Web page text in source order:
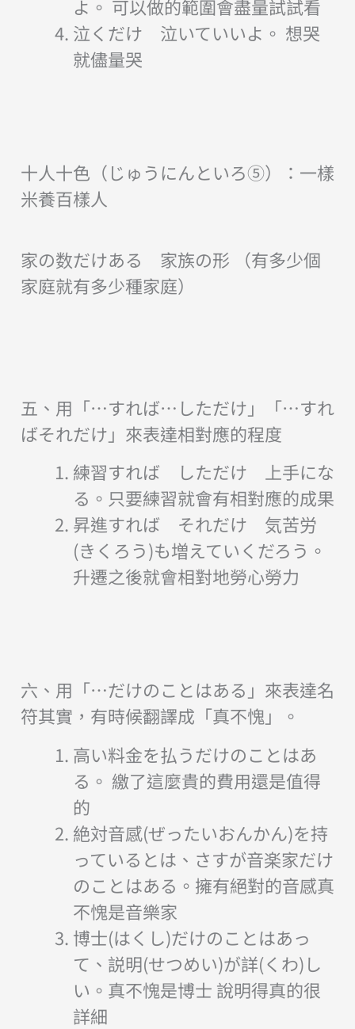
よ。 可以做的範圍會盡量試試看
泣くだけ 泣いていいよ。 想哭
就儘量哭
十人十色（じゅうにんといろ⑤）：一樣
米養百樣人
家の数だけある 家族の形 （有多少個
家庭就有多少種家庭）
五、用「…すれば…しただけ」「…すれ
ばそれだけ」來表達相對應的程度
練習すれば しただけ 上手にな
る。只要練習就會有相對應的成果
昇進すれば それだけ 気苦労
(きくろう)も増えていくだろう。
升遷之後就會相對地勞心勞力
六、用「…だけのことはある」來表達名
符其實，有時候翻譯成「真不愧」。
高い料金を払うだけのことはあ
る。 繳了這麼貴的費用還是值得
的
絶対音感(ぜったいおんかん)を持
っているとは、さすが音楽家だけ
のことはある。擁有絕對的音感真
不愧是音樂家
博士(はくし)だけのことはあっ
て、説明(せつめい)が詳(くわ)し
い。真不愧是博士 說明得真的很
詳細